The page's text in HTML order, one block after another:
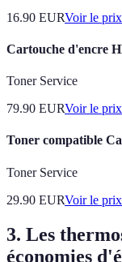
16.90 EURVoir le prix
Cartouche d'encre
Toner Service
79.90 EURVoir le prix
Toner compatible
Toner Service
29.90 EURVoir le prix
3. Les
économies